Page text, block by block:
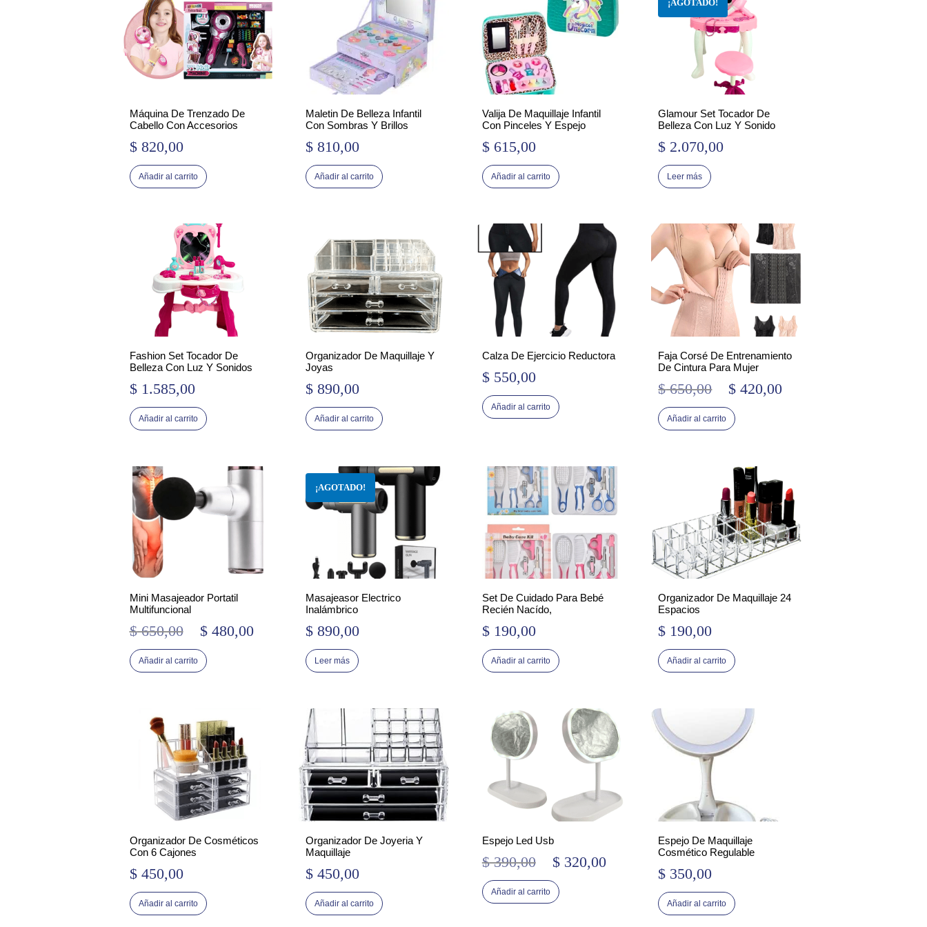
Máquina De Trenzado De
Cabello Con Accesorios
$820,00
Añadir al carrito
Maletin De Belleza Infantil
Con Sombras Y Brillos
$ 810,00
Añadir al carrito
Valija De Maquillaje Infantil
Con Pinceles Y Espejo
$615,00
Añadir al carrito
Glamour Set Tocador De
Belleza Con Luz Y Sonido
$ 2.070,00
Leer más
Fashion Set Tocador De
Belleza Con Luz Y Sonidos
$1.585,00
Añadir al carrito
Organizador De Maquillaje Y
Joyas
$ 890,00
Añadir al carrito
Calza De Ejercicio Reductora
$550,00
Añadir al carrito
Faja Corsé De Entrenamiento
De Cintura Para Mujer
$650,00
El
precio
original
$ 420,00
Añadir al carrito
Mini Masajeador Portatil
Multifuncional
$650,00
El
precio
original
$480,00
Añadir al carrito
Masajeasor Electrico
Inalámbrico
$ 890,00
Leer más
Set De Cuidado Para Bebé
Recién Nacído,
$190,00
Añadir al carrito
Organizador De Maquillaje 24
Espacios
$ 190,00
Añadir al carrito
Organizador De Cosméticos
Con 6 Cajones
$450,00
Añadir al carrito
Organizador De Joyeria Y
Maquillaje
$ 450,00
Añadir al carrito
Espejo Led Usb
$390,00
El
precio
original
$320,00
Añadir al carrito
Espejo De Maquillaje
Cosmético Regulable
$ 350,00
Añadir al carrito